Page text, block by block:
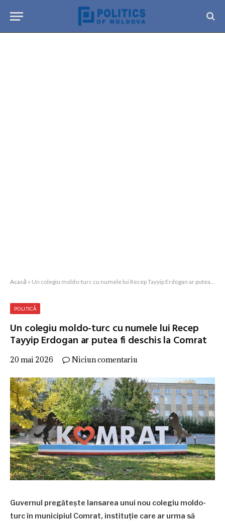
Acasă » Un colegiu moldo-turc cu numele lui Recep Tayyip Erdogan ar putea fi deschis la Comrat
POLITICĂ
Un colegiu moldo-turc cu numele lui Recep
Tayyip Erdogan ar putea fi deschis la Comrat
20 mai 2026 Niciun comentariu
Guvernul pregătește lansarea unui nou colegiu moldo-
turc în municipiul Comrat, instituție care ar urma să